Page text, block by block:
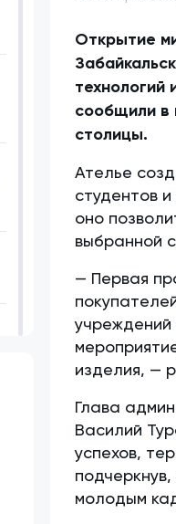
Открытие
технологий
сообщили в
столицы.
Ателье
студентов
оно
выбранной
— Первая
изделия, —
Глава
Василий
успехов,
молодым